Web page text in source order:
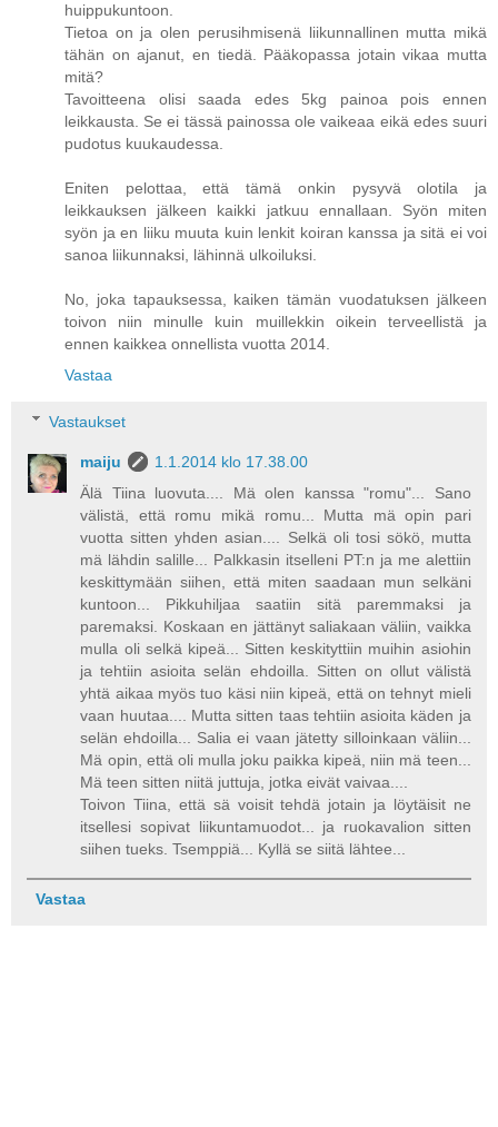
huippukuntoon.
Tietoa on ja olen perusihmisenä liikunnallinen mutta mikä
tähän on ajanut, en tiedä. Pääkopassa jotain vikaa mutta
mitä?
Tavoitteena olisi saada edes 5kg painoa pois ennen
leikkausta. Se ei tässä painossa ole vaikeaa eikä edes suuri
pudotus kuukaudessa.
Eniten pelottaa, että tämä onkin pysyvä olotila ja
leikkauksen jälkeen kaikki jatkuu ennallaan. Syön miten
syön ja en liiku muuta kuin lenkit koiran kanssa ja sitä ei voi
sanoa liikunnaksi, lähinnä ulkoiluksi.
No, joka tapauksessa, kaiken tämän vuodatuksen jälkeen
toivon niin minulle kuin muillekkin oikein terveellistä ja
ennen kaikkea onnellista vuotta 2014.
Vastaa
Vastaukset
maiju
1.1.2014 klo 17.38.00
Älä Tiina luovuta.... Mä olen kanssa "romu"... Sano
välistä, että romu mikä romu... Mutta mä opin pari
vuotta sitten yhden asian.... Selkä oli tosi sökö, mutta
mä lähdin salille... Palkkasin itselleni PT:n ja me alettiin
keskittymään siihen, että miten saadaan mun selkäni
kuntoon... Pikkuhiljaa saatiin sitä paremmaksi ja
paremaksi. Koskaan en jättänyt saliakaan väliin, vaikka
mulla oli selkä kipeä... Sitten keskityttiin muihin asiohin
ja tehtiin asioita selän ehdoilla. Sitten on ollut välistä
yhtä aikaa myös tuo käsi niin kipeä, että on tehnyt mieli
vaan huutaa.... Mutta sitten taas tehtiin asioita käden ja
selän ehdoilla... Salia ei vaan jätetty silloinkaan väliin...
Mä opin, että oli mulla joku paikka kipeä, niin mä teen...
Mä teen sitten niitä juttuja, jotka eivät vaivaa....
Toivon Tiina, että sä voisit tehdä jotain ja löytäisit ne
itsellesi sopivat liikuntamuodot... ja ruokavalion sitten
siihen tueks. Tsemppiä... Kyllä se siitä lähtee...
Vastaa